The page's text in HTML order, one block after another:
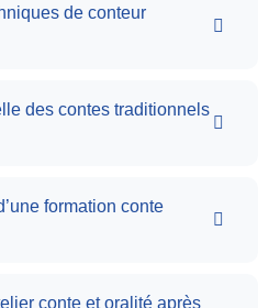
de conteur
des contes traditionnels
formation conte
conte et oralité après